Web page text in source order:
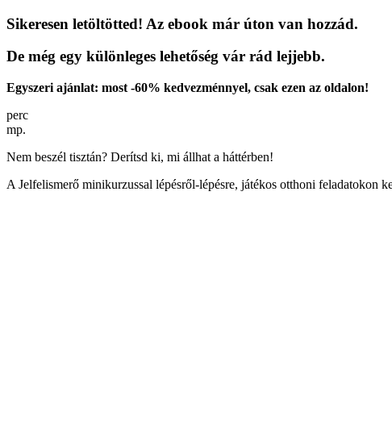
Sikeresen letöltötted! Az ebook már úton van hozzád.
De még egy különleges lehetőség vár rád lejjebb.
Egyszeri ajánlat: most -60% kedvezménnyel, csak ezen az oldalon!
perc
mp.
Nem beszél tisztán? Derítsd ki, mi állhat a háttérben!
A Jelfelismerő minikurzussal lépésről-lépésre, játékos otthoni feladatokon